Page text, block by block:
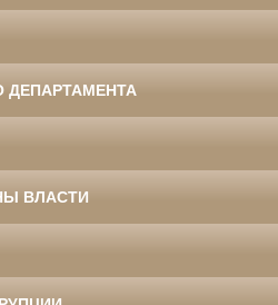
ДЕПАРТАМЕНТА
ВЛАСТИ